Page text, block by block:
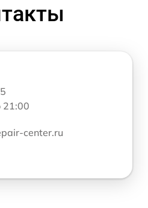
21:00
center.ru